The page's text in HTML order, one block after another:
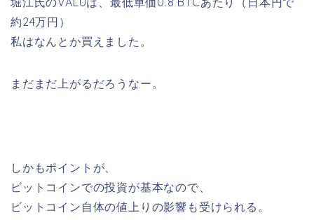
約24万円）
私はなんとか買えました。
まだまだ上がるだろうなー。
しかもポイントが、
ビットコインでの投資が基本なので、
ビットコイン自体の値上りの影響も受けられる。